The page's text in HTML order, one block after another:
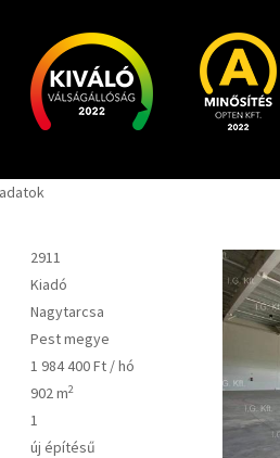
2911
Kiadó
Nagytarcsa
Pest megye
1 984 400 Ft / hó
902 m2
1
új építésű